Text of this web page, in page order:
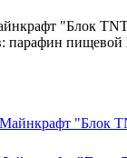
"Блок
парафин